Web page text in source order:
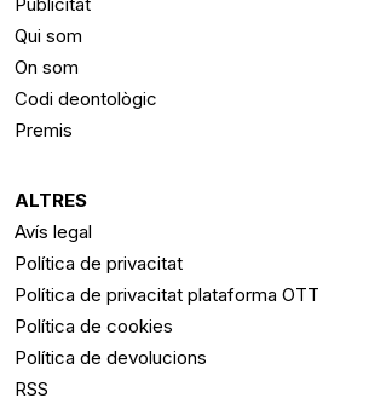
Publicitat
Qui som
On som
Codi deontològic
Premis
ALTRES
Avís legal
Política de privacitat
Política de privacitat plataforma OTT
Política de cookies
Política de devolucions
RSS